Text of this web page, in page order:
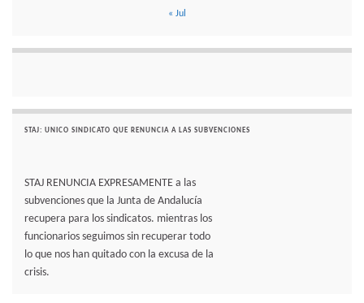
« Jul
STAJ: UNICO SINDICATO QUE RENUNCIA A LAS SUBVENCIONES
STAJ RENUNCIA EXPRESAMENTE a las
subvenciones que la Junta de Andalucía
recupera para los sindicatos. mientras los
funcionarios seguimos sin recuperar todo
lo que nos han quitado con la excusa de la
crisis.